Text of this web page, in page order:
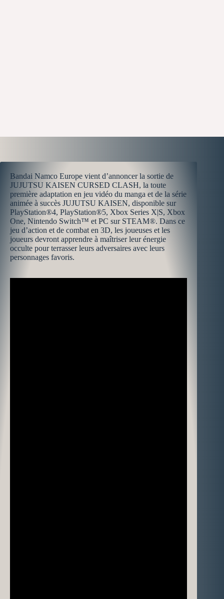
Bandai Namco Europe vient d’annoncer la sortie de
JUJUTSU KAISEN CURSED CLASH, la toute
première adaptation en jeu vidéo du manga et de la série
animée à succès JUJUTSU KAISEN, disponible sur
PlayStation®4, PlayStation®5, Xbox Series X|S, Xbox
One, Nintendo Switch™ et PC sur STEAM®. Dans ce
jeu d’action et de combat en 3D, les joueuses et les
joueurs devront apprendre à maîtriser leur énergie
occulte pour terrasser leurs adversaires avec leurs
personnages favoris.